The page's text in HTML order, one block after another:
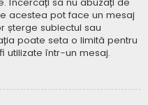
acestea pot face un mesaj
șterge subiectul sau
poate seta o limită pentru
utilizate într-un mesaj.